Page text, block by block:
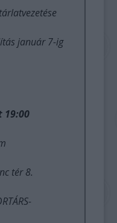
január 7-ig
19:00
tér 8.